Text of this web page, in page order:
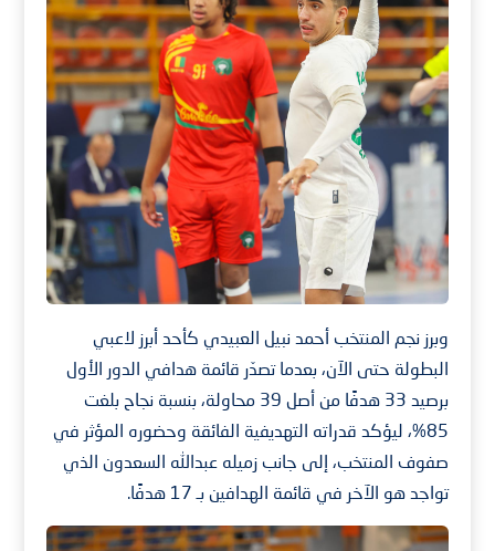
وبرز نجم المنتخب أحمد نبيل العبيدي كأحد أبرز لاعبي
البطولة حتى الآن، بعدما تصدّر قائمة هدافي الدور الأول
برصيد 33 هدفًا من أصل 39 محاولة، بنسبة نجاح بلغت
85%، ليؤكد قدراته التهديفية الفائقة وحضوره المؤثر في
صفوف المنتخب، إلى جانب زميله عبدالله السعدون الذي
تواجد هو الآخر في قائمة الهدافين بـ 17 هدفًا.